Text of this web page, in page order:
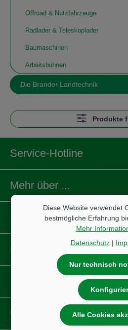
Offroad & Nutzfahrzeuge
Radlader & Teleskoplader
Baumaschinen
Arbeitsbühnen
Die Brander Landtechnik
Produkte
Service-Hotline
Mehr über ...
Informationen
Unsere Partnershops
Diese Website verwendet
bestmögliche Erfahrung
Mehr
Datenschutz |
Nur technisch
Alle Cookies